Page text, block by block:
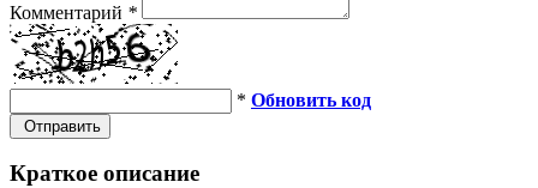
Комментарий *
* Обновить код
Отправить
Краткое описание